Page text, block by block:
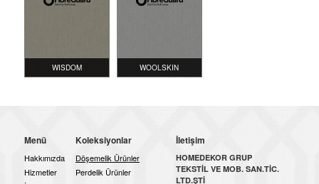
WISDOM WOOLSKIN
Menü
Hakkımızda
Hizmetler
Koleksiyonlar
Döşemelik Ürünler
Perdelik Ürünler
İletişim
HOMEDEKOR GRUP
TEKSTİL VE MOB. SAN.TİC.
LTD.ŞTİ